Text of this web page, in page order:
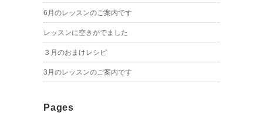
6月のレッスンのご案内です
レッスンに空きがでました
３月のおまけレシピ
3月のレッスンのご案内です
Pages